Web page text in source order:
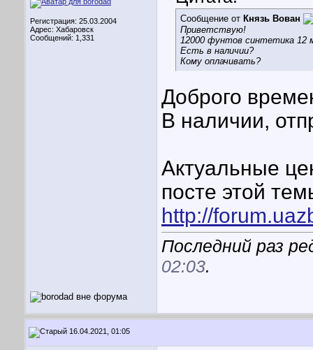
Регистрация: 25.03.2004
Адрес: Хабаровск
Сообщений: 1,331
Сообщение от Князь Вован
Приветствую!
12000 фунтов синтетика 12
Есть в наличии?
Кому оплачивать?
Доброго
В наличии,
Актуальные
посте этой
http://
Последний раз
02:03.
16.04.2021, 01:05